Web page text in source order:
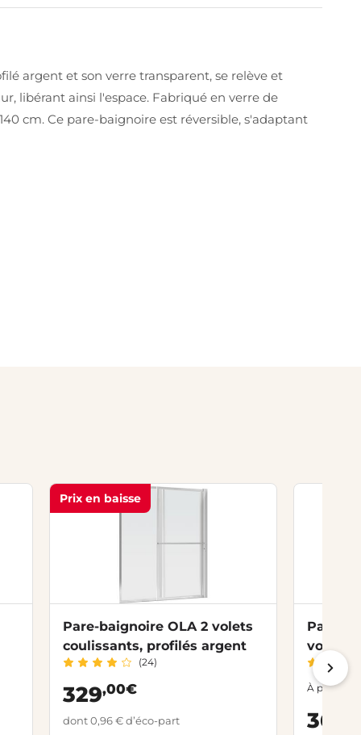
argent et son verre transparent, se relève et
libérant ainsi l'espace. Fabriqué en verre de
cm. Ce pare-baignoire est réversible, s'adaptant
Prix en baisse
Pare-baignoire OLA 2 volets
coulissants, profilés argent
(24)
329,00€
dont 0,96 € d’éco-part
Pare
volet
À partir de
360